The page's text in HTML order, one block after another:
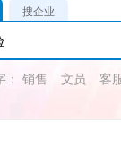
搜企业
销售 文员 客